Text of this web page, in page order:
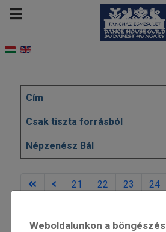
Cikkek
Cím
Csak tiszta forrásból
Népzenész Bál
21 22 23 24
Weboldalunkon a böngészés